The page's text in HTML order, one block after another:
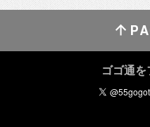
ゴゴ通を